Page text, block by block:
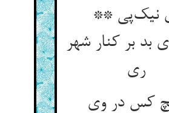
نیک‌پی **
بد بر کنار شهر
ری
کس در وی